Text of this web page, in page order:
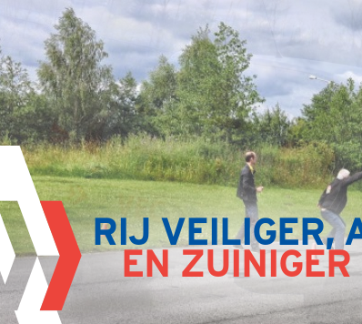
RIJ VEILIGER,
EN ZUINIGER